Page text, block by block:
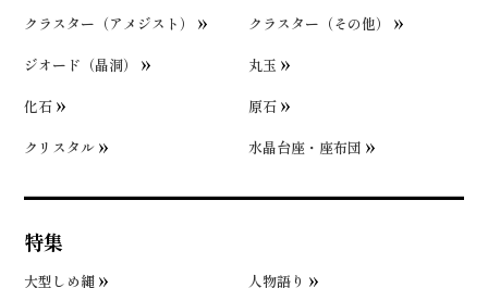
クラスター（アメジスト）
クラスター（その他）
ジオード（晶洞）
丸玉
化石
原石
クリスタル
水晶台座・座布団
特集
大型しめ縄
人物語り